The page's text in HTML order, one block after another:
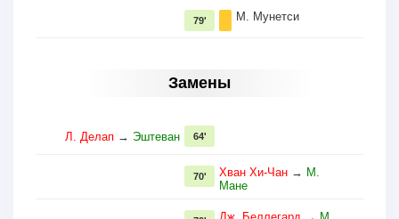
М. Мунетси
79'
Замены
Л. Делап → Эштеван 64'
Хван Хи-Чан → М.
Мане
70'